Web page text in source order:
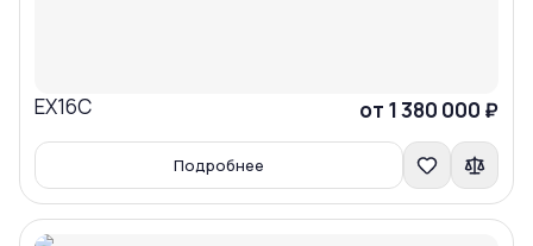
EX16C от 1 380 000 ₽
Подробнее
Сравнить